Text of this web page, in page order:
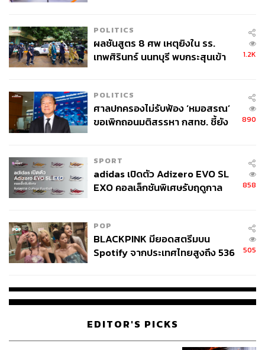
POLITICS
ผลชันสูตร 8 ศพ เหตุยิงใน รร.
เทพศิรินทร์ นนทบุรี พบกระสุนเข้า
1.2K
POLITICS
ศาลปกครองไม่รับฟ้อง ‘หมอสรณ’
ขอเพิกถอนมติสรรหา กสทช. ชี้ยัง
890
SPORT
adidas เปิดตัว Adizero EVO SL
EXO คอลเล็กชันพิเศษรับฤดูกาล
858
POP
BLACKPINK มียอดสตรีมบน
Spotify จากประเทศไทยสูงถึง 536
505
EDITOR'S PICKS